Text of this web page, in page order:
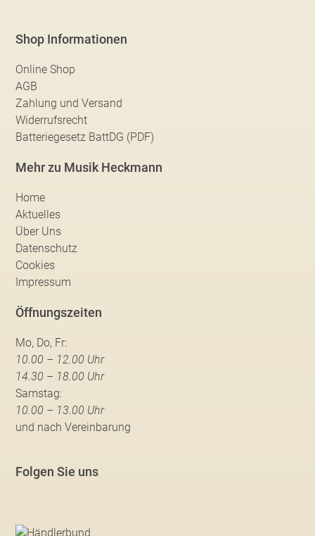
Shop Informationen
Online Shop
AGB
Zahlung und Versand
Widerrufsrecht
Batteriegesetz BattDG (PDF)
Mehr zu Musik Heckmann
Home
Aktuelles
Über Uns
Datenschutz
Cookies
Impressum
Öffnungszeiten
Mo, Do, Fr:
10.00 – 12.00 Uhr
14.30 – 18.00 Uhr
Samstag:
10.00 – 13.00 Uhr
und nach Vereinbarung
Folgen Sie uns